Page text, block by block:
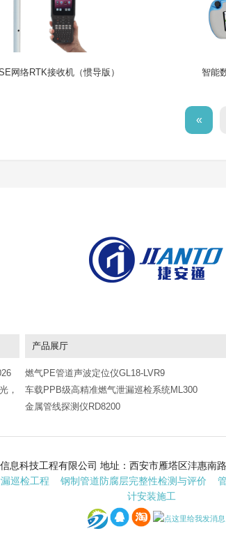
网络RTK接收机（惯导版） 智能
«
产品展厅
燃气PE管道声波定位仪GL18-LVR9
车载PPB级高精准燃气泄漏巡检系统ML300
金属管线探测仪RD8200
，
息科技工程有限公司 地址：西安市雁塔区沣惠南
巡检工程
钢制管道防腐层完整性检测与评价
计安装施工